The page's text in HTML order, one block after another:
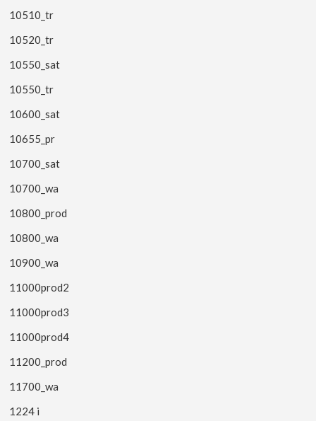
10510_tr
10520_tr
10550_sat
10550_tr
10600_sat
10655_pr
10700_sat
10700_wa
10800_prod
10800_wa
10900_wa
11000prod2
11000prod3
11000prod4
11200_prod
11700_wa
1224 i